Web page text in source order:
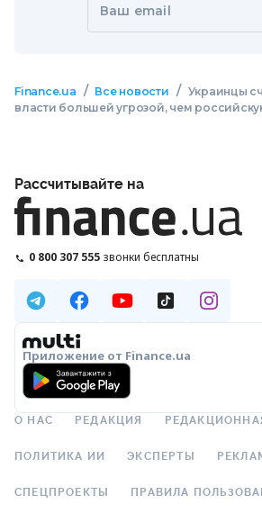
Ваш email
Finance.ua / Все новости / Украинцы
власти большей угрозой, чем
Рассчитывайте на
0 800 307 555 звонки бесплатны
Приложение от Finance.ua
О НАС РЕДАКЦИЯ
ПОЛИТИКА ИИ ЭКСПЕРТЫ
СПЕЦПРОЕКТЫ ПРАВИЛА